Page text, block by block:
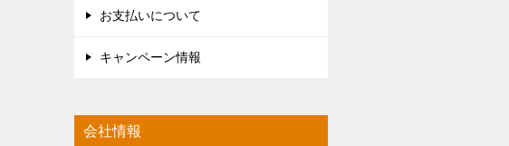
お支払いについて
キャンペーン情報
会社情報